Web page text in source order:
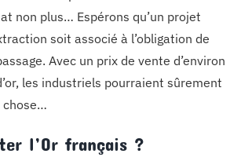
non plus… Espérons qu’un projet
soit associé à l’obligation de
Avec un prix de vente d’environ
les industriels pourraient sûrement
chose…
l’Or français ?